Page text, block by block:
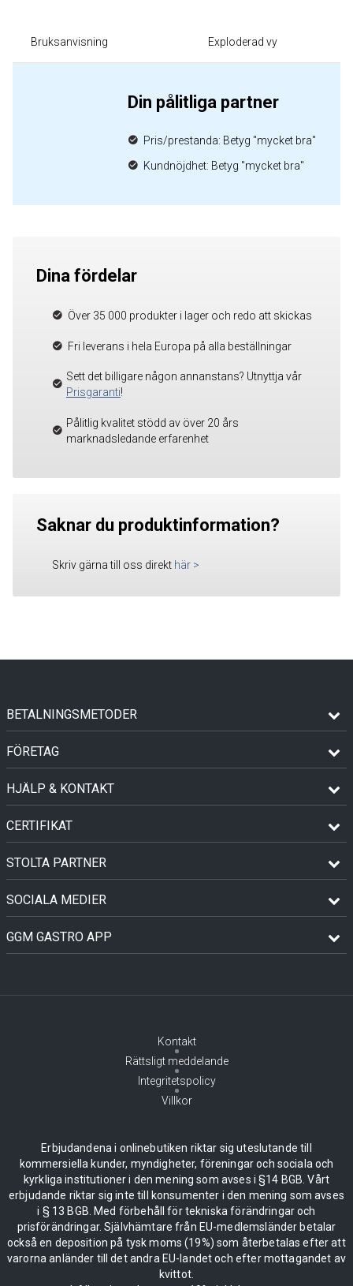
Bruksanvisning Exploderad vy
Din pålitliga partner
Pris/prestanda: Betyg "mycket bra"
Kundnöjdhet: Betyg "mycket bra"
Dina fördelar
Över 35 000 produkter i lager och redo att skickas
Fri leverans i hela Europa på alla beställningar
Sett det billigare någon annanstans? Utnyttja vår
Prisgaranti!
Pålitlig kvalitet stödd av över 20 års
marknadsledande erfarenhet
Saknar du produktinformation?
Skriv gärna till oss direkt här >
BETALNINGSMETODER
FÖRETAG
HJÄLP & KONTAKT
CERTIFIKAT
STOLTA PARTNER
SOCIALA MEDIER
GGM GASTRO APP
Kontakt
Rättsligt meddelande
Integritetspolicy
Villkor
Erbjudandena i onlinebutiken riktar sig uteslutande till
kommersiella kunder, myndigheter, föreningar och sociala och
kyrkliga institutioner i den mening som avses i §14 BGB. Vårt
erbjudande riktar sig inte till konsumenter i den mening som avses
i § 13 BGB. Med förbehåll för tekniska förändringar och
prisförändringar. Självhämtare från EU-medlemsländer betalar
också en deposition på tysk moms (19%) som återbetalas efter att
varorna anländer till det andra EU-landet och efter mottagandet av
kvittot.